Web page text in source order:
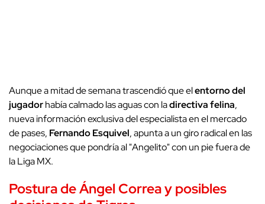
Aunque a mitad de semana trascendió que elentorno del
jugadorhabía calmado las aguas con ladirectiva felina,
nueva información exclusiva del especialista en el mercado
de pases, Fernando Esquivel, apunta a un giro radical en las
negociaciones que pondría al "Angelito" con un pie fuera de
la Liga MX.
Postura de Ángel Correa y posibles